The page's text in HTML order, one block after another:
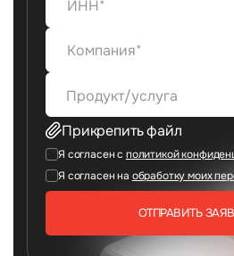
Продукт/услуга
Прикрепить файл
Я согласен с политикой
Я согласен на обработку моих
ОТПРАВИТЬ